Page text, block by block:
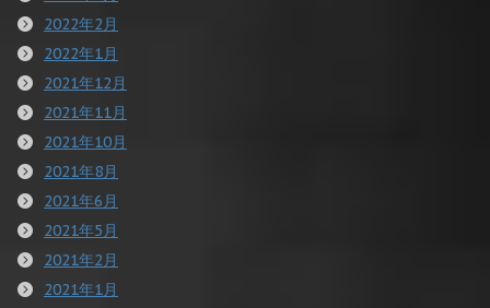
2022年2月
2022年1月
2021年12月
2021年11月
2021年10月
2021年8月
2021年6月
2021年5月
2021年2月
2021年1月